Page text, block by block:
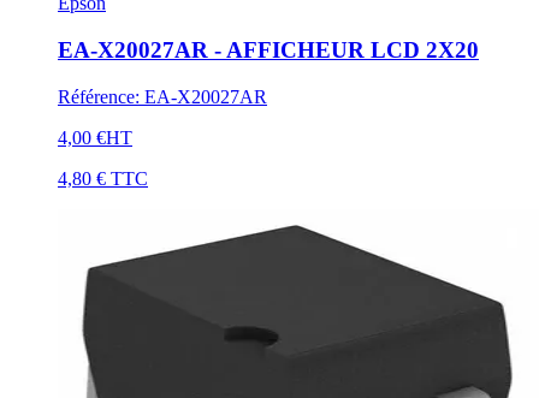
EA-X20027AR - AFFICHEUR LCD 2X20
Référence: EA-X20027AR
4,00 €HT
4,80 € TTC